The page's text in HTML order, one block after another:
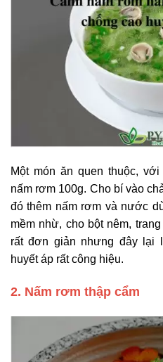
Một món ăn quen thuộc,
nấm rơm 100g. Cho bí vào
đó thêm nấm rơm và nước
mềm nhừ, cho bột nêm,
rất đơn giản nhưng đây lại
huyết áp rất công hiệu.
2. Nấm rơm thập cẩm